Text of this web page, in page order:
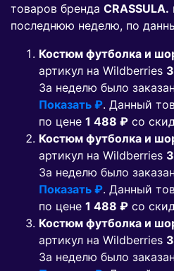
товаров бренда CRASSULA.
последнюю неделю, по
Костюм футболка и
артикул на Wildberries
За неделю было
Показать ₽. Данный
по цене 1 488 ₽ co
Костюм футболка и
артикул на Wildberries
За неделю было
Показать ₽. Данный
по цене 1 488 ₽ co
Костюм футболка и
артикул на Wildberries
За неделю было